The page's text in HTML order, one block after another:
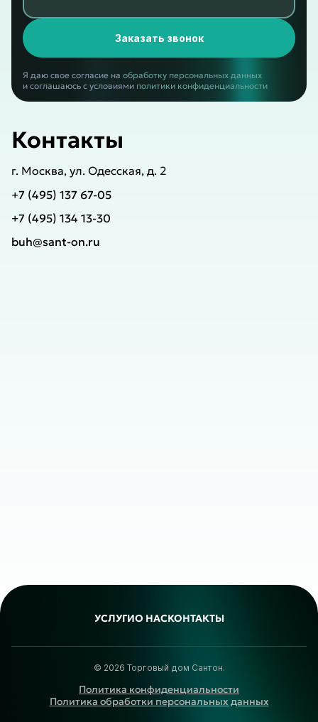
Заказать звонок
Я даю свое согласие на обработку персональных данных
и соглашаюсь с условиями политики конфиденциальности
Контакты
г. Москва, ул. Одесская, д. 2
+7 (495) 137 67-⁠05
+7 (495) 134 13-⁠30
buh@sant-on.ru
УСЛУГИО НАСКОНТАКТЫ
© 2026 Торговый дом Сантон.
Политика конфиденциальности
Политика обработки персональных данных